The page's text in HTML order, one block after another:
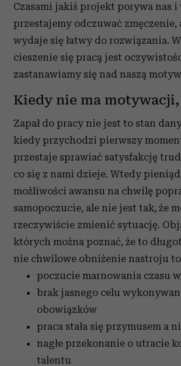
Czasami jakiś projekt porywa nas
przestajemy odczuwać zmęczenie,
wydaje się łatwy do rozwiązania.
cieszenie się pracą jest
zastanawiamy się nad naszą
Kiedy nie ma
Zapał do pracy nie jest to stan
kiedy przychodzi pierwszy
przestaje sprawiać satysfakcję
co się z nami dzieje. Wtedy
możliwości awansu na chwilę
samopoczucie, ale nie jest tak, że
rzeczywiście zmienić sytuację.
których można poznać, że to
nie chwilowe obniżenie nastroju
poczucie marnowania czasu
brak jasnego celu
obowiązków
praca stała się przymusem a
nagłe przekonanie o utracie
talentu